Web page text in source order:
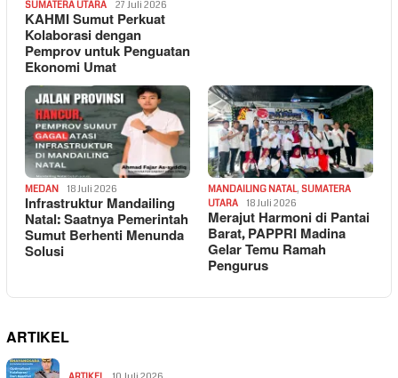
SUMATERA UTARA 27 Juli 2026
KAHMI Sumut Perkuat
Kolaborasi dengan
Pemprov untuk Penguatan
Ekonomi Umat
MEDAN 18 Juli 2026
Infrastruktur Mandailing
Natal: Saatnya Pemerintah
Sumut Berhenti Menunda
Solusi
MANDAILING NATAL, SUMATERA
UTARA
18 Juli 2026
Merajut Harmoni di Pantai
Barat, PAPPRI Madina
Gelar Temu Ramah
Pengurus
ARTIKEL